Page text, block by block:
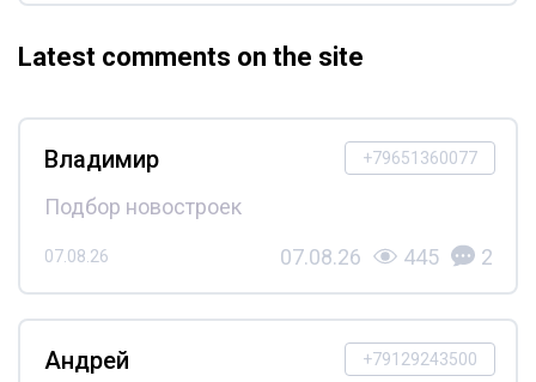
Latest comments on the site
+79651360077
Владимир
Подбор новостроек
07.08.26 07.08.26 445 2
+79129243500
Андрей